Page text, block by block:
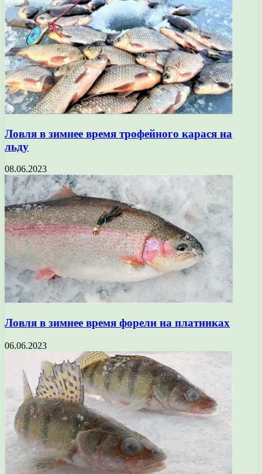
Ловля в зимнее время трофейного карася на
льду
08.06.2023
Ловля в зимнее время форели на платниках
06.06.2023